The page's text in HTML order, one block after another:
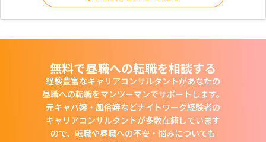
無料で昼職への転職を相談する
経験豊富なキャリアコンサルタントがあなたの
昼職への転職をマンツーマンでサポートします。
元キャバ嬢・風俗嬢などナイトワーク経験者の
キャリアコンサルタントが多数在籍しています
ので、 転職や昼職への不安・悩みについても